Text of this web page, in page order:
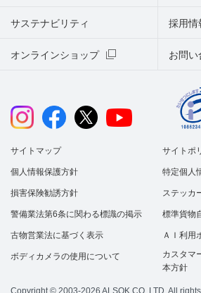
サステナビリティ
オンラインショップ お問い
採用情
サイトマップ サイトポ
個人情報保護方針 特定個人
損害保険勧誘方針 ステッカ
警備業法第6条に関わる標識の掲示 標準貨物
古物営業法に基づく表示 ＡＩ利用
ボディカメラの使用について
カスタマ
本方針
Copyright © 2003-2026 ALSOK CO.,LTD. All rights